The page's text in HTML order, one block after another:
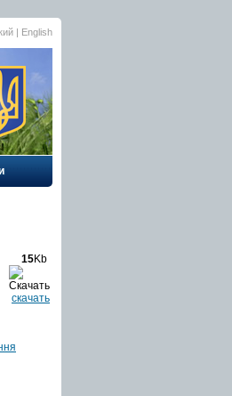
| English
15Kb
скачать